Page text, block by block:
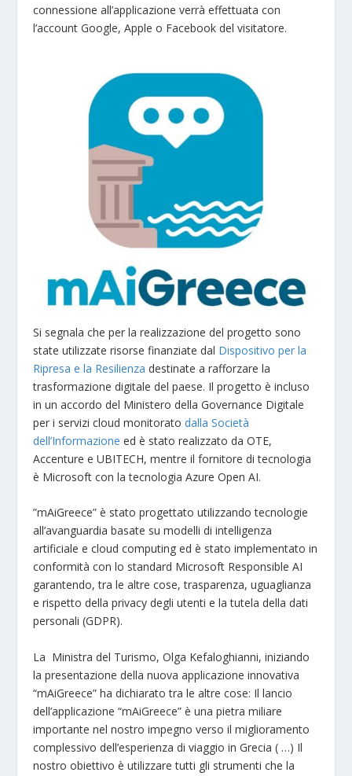
connessione all’applicazione verrà effettuata con
l’account Google, Apple o Facebook del visitatore.
Si segnala che per la realizzazione del progetto sono
state utilizzate risorse finanziate dal Dispositivo per la
Ripresa e la Resilienza destinate a rafforzare la
trasformazione digitale del paese. Il progetto è incluso
in un accordo del Ministero della Governance Digitale
per i servizi cloud monitoratodalla Società
dell’Informazione ed è stato realizzato da OTE,
Accenture e UBITECH, mentre il fornitore di tecnologia
è Microsoft con la tecnologia Azure Open AI.
”mAiGreece” è stato progettato utilizzando tecnologie
all’avanguardia basate su modelli di intelligenza
artificiale e cloud computing ed è stato implementato in
conformità con lo standard Microsoft Responsible AI
garantendo, tra le altre cose, trasparenza, uguaglianza
e rispetto della privacy degli utenti e la tutela della dati
personali (GDPR).
La Ministra del Turismo, Olga Kefaloghianni, iniziando
la presentazione della nuova applicazione innovativa
“mAiGreece” ha dichiarato tra le altre cose: Il lancio
dell’applicazione “mAiGreece” è una pietra miliare
importante nel nostro impegno verso il miglioramento
complessivo dell’esperienza di viaggio in Grecia ( …) Il
nostro obiettivo è utilizzare tutti gli strumenti che la